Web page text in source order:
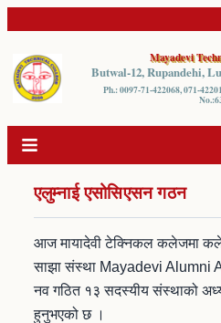
Mayadevi
Butwal-12, Rupandehi,
Ph.: 0097-71-422068, 071-
एलुम्नाई एसोसिएसन गठन
आज मायादेवी टेक्निकल कलेजमा
साझा संस्था Mayadevi Alumni
नव गठित १३ सदस्यीय संस्थाको
हुनुभएको छ ।